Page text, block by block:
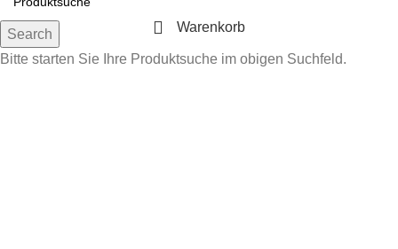
Search
Bitte starten Sie Ihre Produktsuche im obigen Suchfeld.
Warenkorb